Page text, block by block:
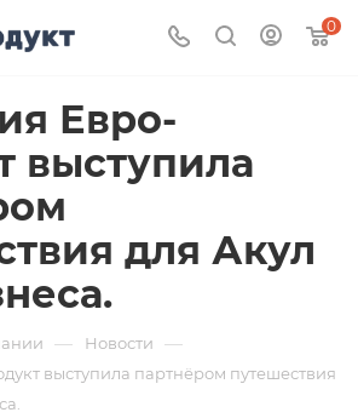
0
Евро-
выступила
для Акул
— Новости —
выступила партнёром путешествия